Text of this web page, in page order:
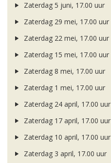
Zaterdag 5 juni, 17.00 uur
Zaterdag 29 mei, 17.00 uur
Zaterdag 22 mei, 17.00 uur
Zaterdag 15 mei, 17.00 uur
Zaterdag 8 mei, 17.00 uur
Zaterdag 1 mei, 17.00 uur
Zaterdag 24 april, 17.00 uur
Zaterdag 17 april, 17.00 uur
Zaterdag 10 april, 17.00 uur
Zaterdag 3 april, 17.00 uur